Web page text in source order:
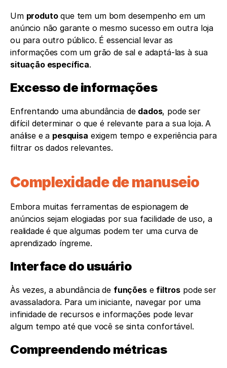
Um produto que tem um bom desempenho em um
anúncio não garante o mesmo sucesso em outra loja
ou para outro público. É essencial levar as
situação específica.
Excesso de informações
Enfrentando uma abundância de dados, pode ser
difícil determinar o que é relevante para a sua loja. A
análise e a pesquisa exigem tempo e experiência para
filtrar os dados relevantes.
Complexidade de manuseio
Embora muitas ferramentas de espionagem de
anúncios sejam elogiadas por sua facilidade de uso, a
realidade é que algumas podem ter uma curva de
aprendizado íngreme.
Interface do usuário
Às vezes, a abundância de funções e filtros pode ser
avassaladora. Para um iniciante, navegar por uma
infinidade de recursos e informações pode levar
algum tempo até que você se sinta confortável.
Compreendendo métricas